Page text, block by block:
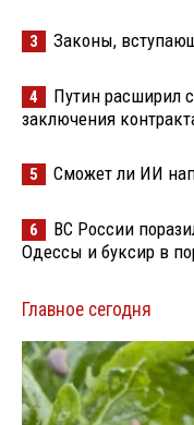
3 Законы,
4
Путин расширил
заключения
5 Сможет ли ИИ
6
ВС России
Одессы и буксир в
Главное сегодня